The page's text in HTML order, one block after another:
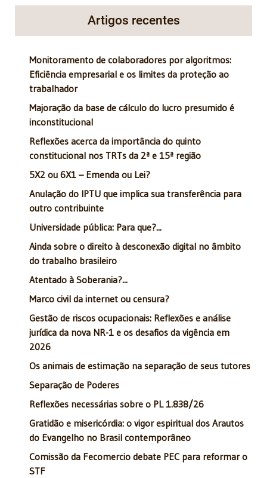
Artigos recentes
Monitoramento de colaboradores por algoritmos:
Eficiência empresarial e os limites da proteção ao
trabalhador
Majoração da base de cálculo do lucro presumido é
inconstitucional
Reflexões acerca da importância do quinto
constitucional nos TRTs da 2ª e 15ª região
5X2 ou 6X1 – Emenda ou Lei?
Anulação do IPTU que implica sua transferência para
outro contribuinte
Universidade pública: Para que?...
Ainda sobre o direito à desconexão digital no âmbito
do trabalho brasileiro
Atentado à Soberania?...
Marco civil da internet ou censura?
Gestão de riscos ocupacionais: Reflexões e análise
jurídica da nova NR-1 e os desafios da vigência em
2026
Os animais de estimação na separação de seus tutores
Separação de Poderes
Reflexões necessárias sobre o PL 1.838/26
Gratidão e misericórdia: o vigor espiritual dos Arautos
do Evangelho no Brasil contemporâneo
Comissão da Fecomercio debate PEC para reformar o
STF